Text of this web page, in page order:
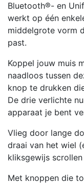
Bluetooth®- en
werkt op één
middelgrote vorm
past.
Koppel jouw muis
naadloos tussen
knop te drukken
De drie verlichte
apparaat je bent
Vlieg door lange
draai van het wiel
kliksgewijs
Met knoppen die